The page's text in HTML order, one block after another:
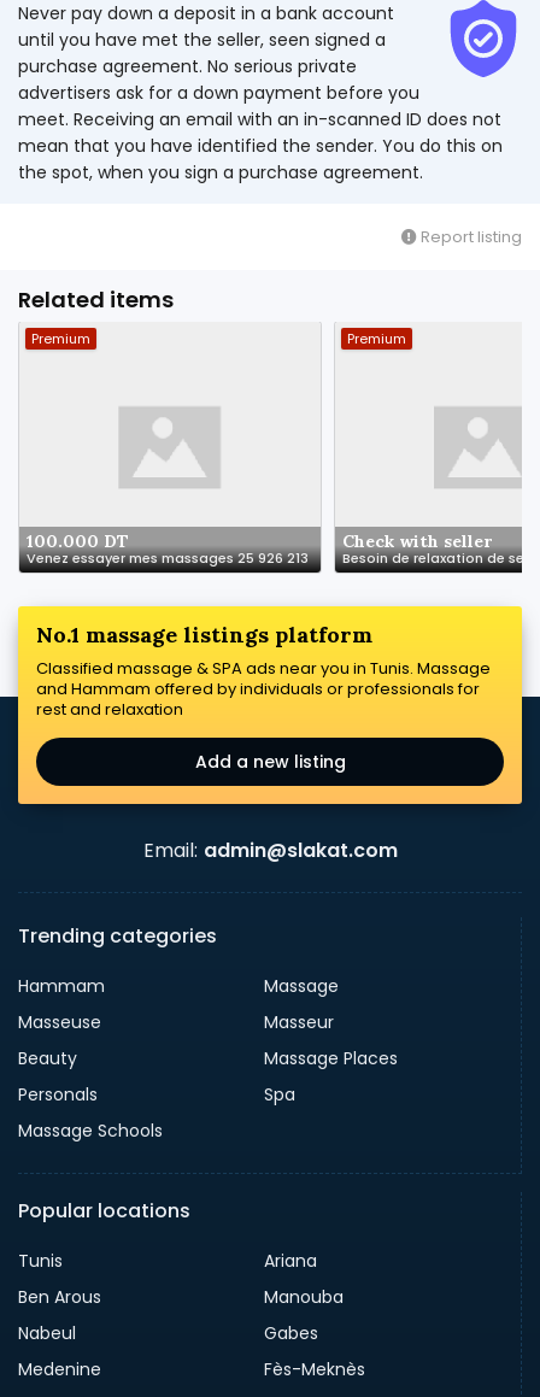
Never pay down a deposit in a bank account
until you have met the seller, seen signed a
purchase agreement. No serious private
advertisers ask for a down payment before you
meet. Receiving an email with an in-scanned ID does not
mean that you have identified the sender. You do this on
the spot, when you sign a purchase agreement.
Report listing
Related items
Premium
100.000 DT
Venez essayer mes massages 25 926 213
Premium
Check with seller
No.1 massage listings platform
Classified massage & SPA ads near you in Tunis. Massage
and Hammam offered by individuals or professionals for
rest and relaxation
Add a new listing
Email: admin@slakat.com
Trending categories
Hammam
Massage
Masseuse
Masseur
Beauty
Massage Places
Personals
Spa
Massage Schools
Popular locations
Tunis
Ariana
Ben Arous
Manouba
Nabeul
Gabes
Medenine
Fès-Meknès